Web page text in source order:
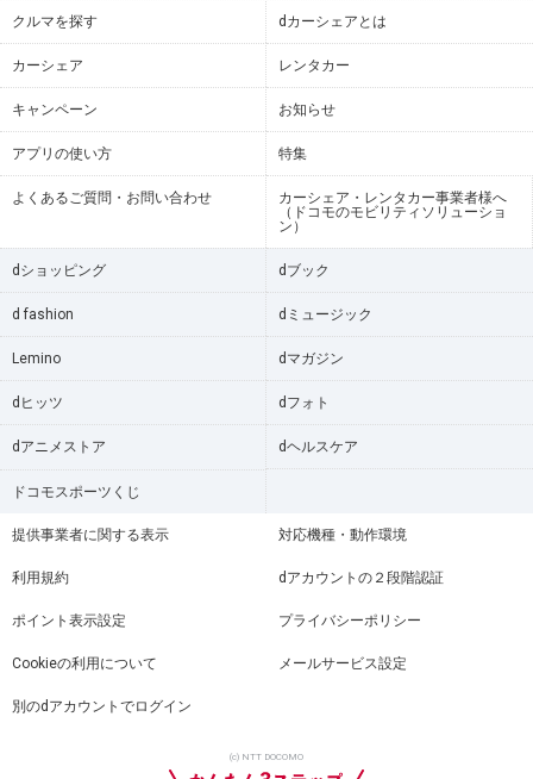
クルマを探す dカーシェアとは
カーシェア レンタカー
キャンペーン お知らせ
アプリの使い方 特集
よくあるご質問・お問い合わせ
カーシェア・レンタカー事業者様へ
（ドコモのモビリティソリューショ
ン）
dショッピング dブック
d fashion dミュージック
Lemino dマガジン
dヒッツ dフォト
dアニメストア dヘルスケア
ドコモスポーツくじ
提供事業者に関する表示 対応機種・動作環境
利用規約 dアカウントの２段階認証
ポイント表示設定 プライバシーポリシー
Cookieの利用について メールサービス設定
別のdアカウントでログイン
(c) NTT DOCOMO